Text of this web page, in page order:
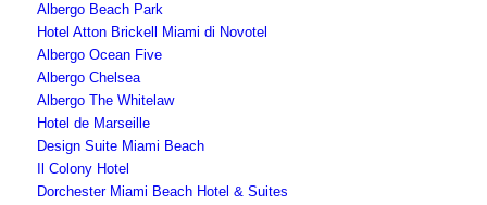
Albergo Beach Park
Hotel Atton Brickell Miami di Novotel
Albergo Ocean Five
Albergo Chelsea
Albergo The Whitelaw
Hotel de Marseille
Design Suite Miami Beach
Il Colony Hotel
Dorchester Miami Beach Hotel & Suites